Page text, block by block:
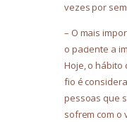
vezes por
– O mais
o paciente a
Hoje, o
fio é
pessoas que
sofrem com o